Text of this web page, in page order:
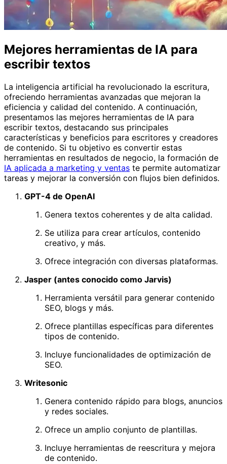
Mejores herramientas de IA para
escribir textos
La inteligencia artificial ha revolucionado la escritura,
ofreciendo herramientas avanzadas que mejoran la
eficiencia y calidad del contenido. A continuación,
presentamos las mejores herramientas de IA para
escribir textos, destacando sus principales
características y beneficios para escritores y creadores
de contenido. Si tu objetivo es convertir estas
herramientas en resultados de negocio, la formación de
IA aplicada a marketing y ventas te permite automatizar
tareas y mejorar la conversión con flujos bien definidos.
GPT-4 de OpenAI
Genera textos coherentes y de alta calidad.
Se utiliza para crear artículos, contenido
creativo, y más.
Ofrece integración con diversas plataformas.
Jasper (antes conocido como Jarvis)
Herramienta versátil para generar contenido
SEO, blogs y más.
Ofrece plantillas específicas para diferentes
tipos de contenido.
Incluye funcionalidades de optimización de
SEO.
Writesonic
Genera contenido rápido para blogs, anuncios
y redes sociales.
Ofrece un amplio conjunto de plantillas.
Incluye herramientas de reescritura y mejora
de contenido.